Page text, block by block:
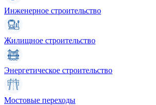
Инженерное строительство
Жилищное строительство
Энергетическое строительство
Мостовые переходы